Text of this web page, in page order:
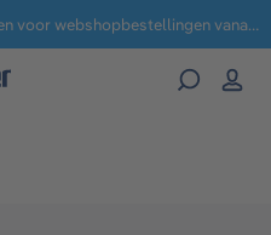
Geen administratie- en verzendkosten voor webshopbestellingen vanaf € 100,-.